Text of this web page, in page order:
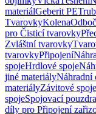
materiálGeberit PE
TvarovkyKolena
pro Čisticí tvarovky
Zvláštní tvarovky
tvarovkyPřipojení
spojeHrdlové spoje
jiné materiályNáhradní
materiályZávitové spoje
spojeSpojovací pouzdra
díly pro Připojení